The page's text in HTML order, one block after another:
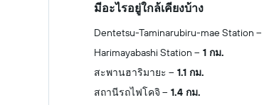
มีอะไรอยู่ใกล้เคียงบ้าง
Dentetsu-Taminarubiru-mae Station
Harimayabashi Station
1 กม.
สะพานฮาริมายะ
1.1 กม.
สถานีรถไฟโคจิ
1.4 กม.